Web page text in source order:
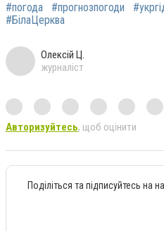
#погода #прогнозпогоди
#БілаЦерква
Олексій Ц.
журналіст
Авторизуйтесь, щоб оцінити
Поділіться та підписуйтесь на